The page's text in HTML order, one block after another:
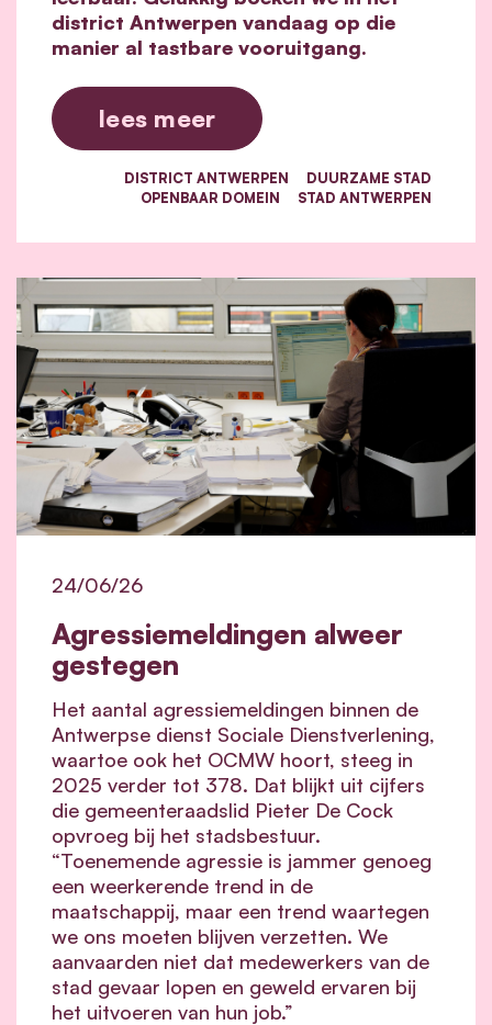
district Antwerpen vandaag op die
manier al tastbare vooruitgang.
lees meer
DISTRICT ANTWERPEN
DUURZAME STAD
OPENBAAR DOMEIN
STAD ANTWERPEN
Agressiemeldingen alweer
gestegen
24/06/26
Het aantal agressiemeldingen binnen de
Antwerpse dienst Sociale Dienstverlening,
waartoe ook het OCMW hoort, steeg in
2025 verder tot 378. Dat blijkt uit cijfers
die gemeenteraadslid Pieter De Cock
opvroeg bij het stadsbestuur.
“Toenemende agressie is jammer genoeg
een weerkerende trend in de
maatschappij, maar een trend waartegen
we ons moeten blijven verzetten. We
aanvaarden niet dat medewerkers van de
stad gevaar lopen en geweld ervaren bij
het uitvoeren van hun job.”